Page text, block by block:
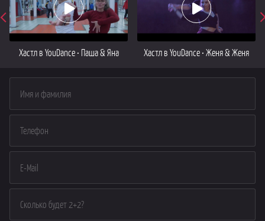
Хастл в YouDance • Паша & Яна Хастл в YouDance • Женя & Женя